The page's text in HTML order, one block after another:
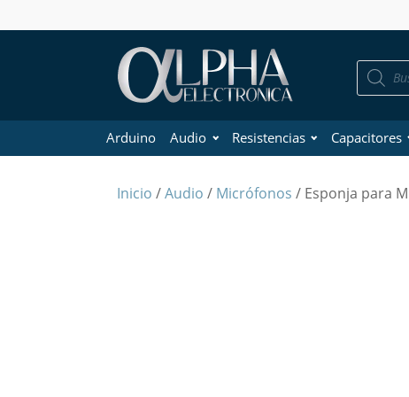
Búsqueda
Arduino Audio Resistencias Capacitores
Inicio /Audio / Micrófonos / Esponja para